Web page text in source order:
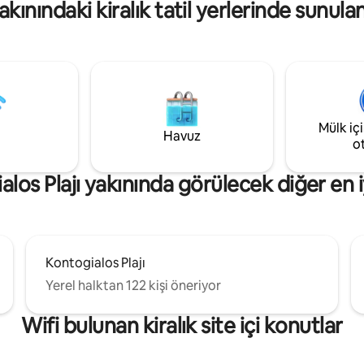
yeridir. Evin 2. katında yer alan
daire, her birinde klima ve
oluşmaktadır. Wi - Fi,
Barbekü mevcuttur.
Muhteşem deniz manzaralı bir
vardır. HAVAALANINDAN VE
kiralık tatil yerlerinde
Havuz
Mülk
Plajı yakınında görülecek diğer en
Kontogialos Plajı
Yerel halktan 122 kişi öneriyor
Wifi bulunan kiralık site içi konutlar